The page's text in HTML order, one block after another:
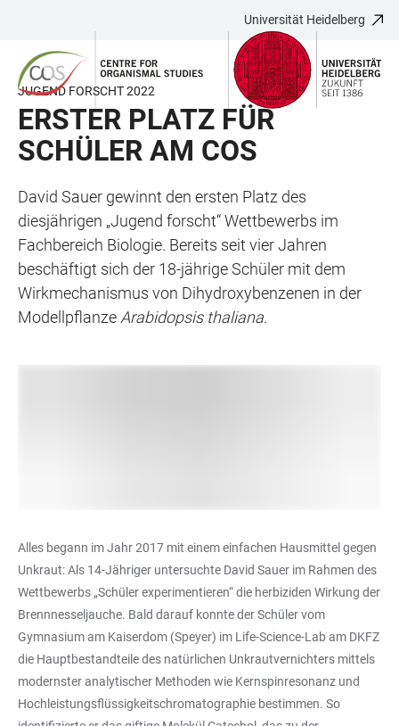
LINKS
ZUR
BARRIEREFREIHEIT
HAUPTINHALT
ÖFFNEN
ÖFFNEN
Universität Heidelberg
JUGEND FORSCHT 2022
ERSTER PLATZ FÜR
SCHÜLER AM COS
David Sauer gewinnt den ersten Platz des
diesjährigen „Jugend forscht“ Wettbewerbs im
Fachbereich Biologie. Bereits seit vier Jahren
beschäftigt sich der 18-jährige Schüler mit dem
Wirkmechanismus von Dihydroxybenzenen in der
Modellpflanze Arabidopsis thaliana.
Alles begann im Jahr 2017 mit einem einfachen Hausmittel gegen
Unkraut: Als 14-Jähriger untersuchte David Sauer im Rahmen des
Wettbewerbs „Schüler experimentieren“ die herbiziden Wirkung der
Brennnesseljauche. Bald darauf konnte der Schüler vom
Gymnasium am Kaiserdom (Speyer) im Life-Science-Lab am DKFZ
die Hauptbestandteile des natürlichen Unkrautvernichters mittels
modernster analytischer Methoden wie Kernspinresonanz und
Hochleistungsflüssigkeitschromatographie bestimmen. So